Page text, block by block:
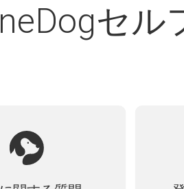
セル